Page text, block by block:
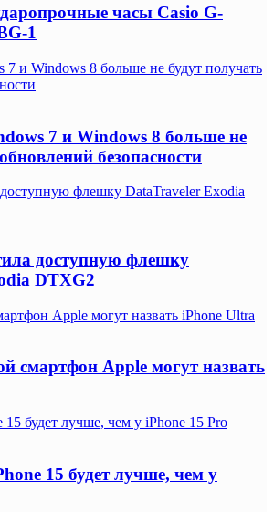
часы Casio G-
1
7 и Windows 8 больше не будут получать
7 и Windows 8 больше не
безопасности
флешку DataTraveler Exodia
доступную флешку
DTXG2
Apple могут назвать iPhone Ultra
смартфон Apple могут назвать
будет лучше, чем у iPhone 15 Pro
15 будет лучше, чем у